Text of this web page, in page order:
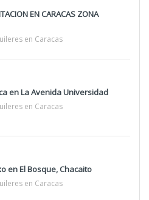
EN CARACAS ZONA
en Caracas
en La Avenida Universidad
en Caracas
en El Bosque, Chacaito
en Caracas